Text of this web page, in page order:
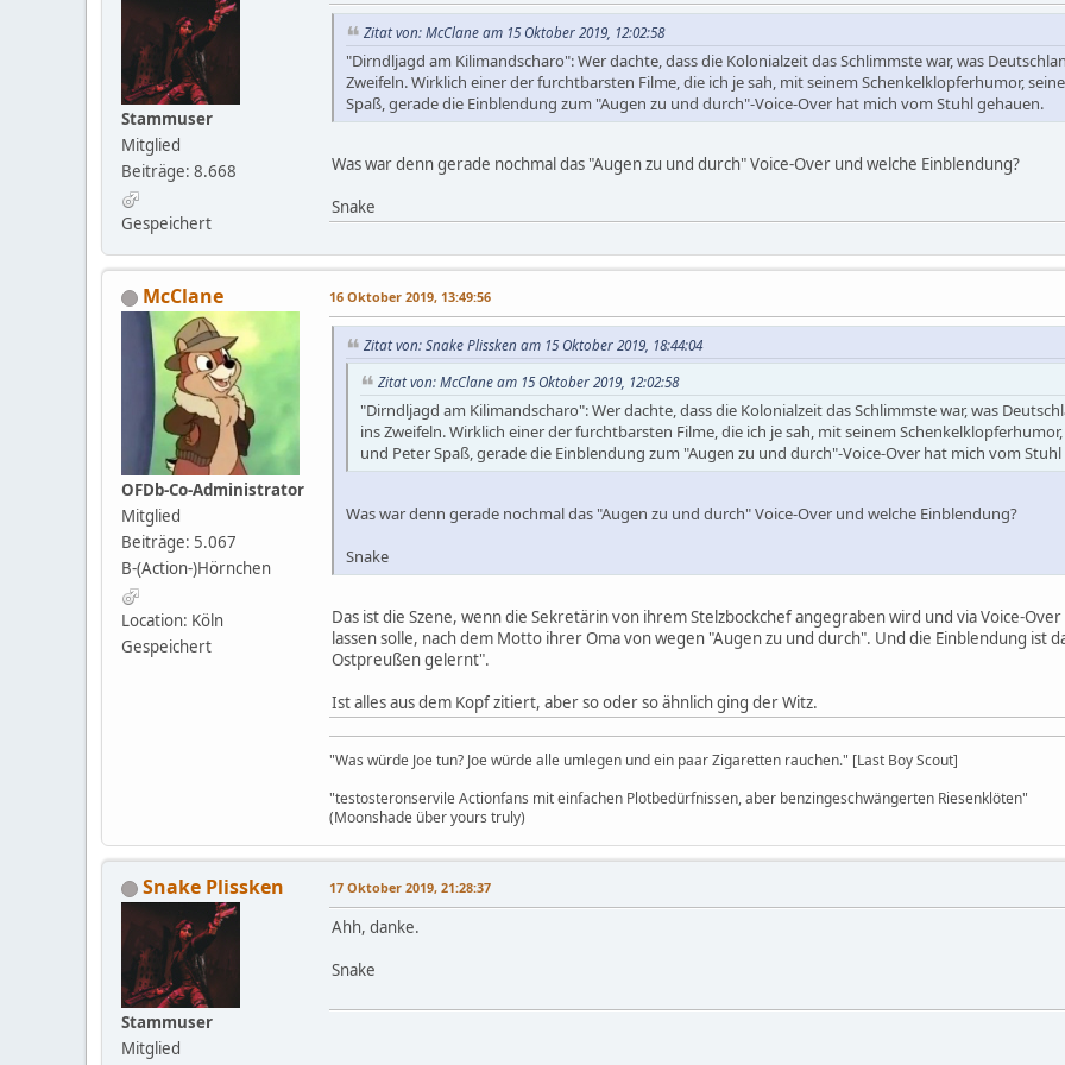
Stammuser
Mitglied
Beiträge: 8.668
Gespeichert
Zitat von: McClane am 15 Oktober 2019, 12:02:58
"Dirndljagd am Kilimandscharo": Wer dachte, dass die Kolonialzeit das Schlimmste war, was
Zweifeln. Wirklich einer der furchtbarsten Filme, die ich je sah, mit seinem Schenkelklopferhumor,
Spaß, gerade die Einblendung zum "Augen zu und durch"-Voice-Over hat mich vom Stuhl gehauen.
Was war denn gerade nochmal das "Augen zu und durch" Voice-Over und welche Einblendung?
Snake
McClane
OFDb-Co-Administrator
Mitglied
Beiträge: 5.067
B-(Action-)Hörnchen
Location: Köln
Gespeichert
16 Oktober 2019, 13:49:56
Zitat von: Snake Plissken am 15 Oktober 2019, 18:44:04
Zitat von: McClane am 15 Oktober 2019, 12:02:58
"Dirndljagd am Kilimandscharo": Wer dachte, dass die Kolonialzeit das Schlimmste war, was
ins Zweifeln. Wirklich einer der furchtbarsten Filme, die ich je sah, mit seinem
und Peter Spaß, gerade die Einblendung zum "Augen zu und durch"-Voice-Over hat mich vom
Was war denn gerade nochmal das "Augen zu und durch" Voice-Over und welche Einblendung?
Snake
Das ist die Szene, wenn die Sekretärin von ihrem Stelzbockchef angegraben wird und via Voice-
lassen solle, nach dem Motto ihrer Oma von wegen "Augen zu und durch". Und die Einblendung ist
Ostpreußen gelernt".
Ist alles aus dem Kopf zitiert, aber so oder so ähnlich ging der Witz.
"Was würde Joe tun? Joe würde alle umlegen und ein paar Zigaretten rauchen." [Last Boy Scout]
"testosteronservile Actionfans mit einfachen Plotbedürfnissen, aber benzingeschwängerten Riesenklöten"
(Moonshade über yours truly)
Snake Plissken
Stammuser
Mitglied
17 Oktober 2019, 21:28:37
Ahh, danke.
Snake